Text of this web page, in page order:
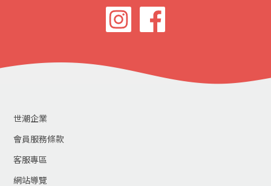
世潮企業
會員服務條款
客服專區
網站導覽